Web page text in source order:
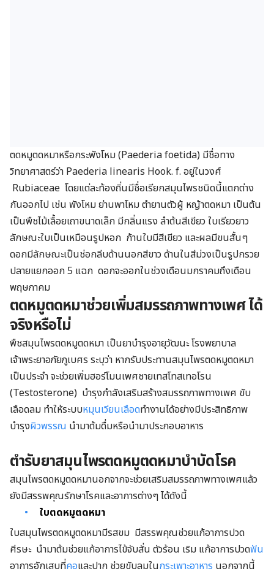
ตดหมูตดหมาหรือกระพังโหม (Paederia foetida) มีชื่อทาง
วิทยาศาสตร์ว่า Paederia linearis Hook. f. อยู่ในวงศ์
Rubiaceae โดยแต่ละท้องถิ่นมีชื่อเรียกสมุนไพรชนิดนี้แตกต่าง
กันออกไป เช่น พังโหม ย่านพาโหม ตำยานตัวผู้ หญ้าตดหมา เป็นต้น
เป็นพืชไม้เลื้อยเถาขนาดเล็ก มีกลิ่นแรง ลำต้นสีเขียว ใบเรียวยาว
ลักษณะใบเป็นเหมือนรูปหอก ก้านใบมีสีเขียว และผลมีขนสั้นๆ
ดอกมีลักษณะเป็นช่อกลีบด้านนอกสีขาว ด้านในสีม่วงเป็นรูปกรวย
ปลายแยกออก 5 แฉก ดอกจะออกในช่วงเดือนมกราคมถึงเดือน
พฤษภาคม
ตดหมูตดหมาช่วยเพิ่มสมรรถภาพทางเพศ ได้
จริงหรือไม่
พืชสมุนไพรตดหมูตดหมา เป็นยาบำรุงอายุวัฒนะ โรงพยาบาล
เจ้าพระยาอภัยภูเบศร ระบุว่า หากรับประทานสมุนไพรตดหมูตดหมา
เป็นประจำ จะช่วยเพิ่มฮอร์โมนเพศชายเทสโทสเทอโรน
(Testosterone) บำรุงกำลังเสริมสร้างสมรรถภาพทางเพศ ขับ
เลือดลม ทำให้ระบบหมุนเวียนเลือดทำงานได้อย่างมีประสิทธิภาพ
บำรุงผิวพรรณ นำมาต้มดื่มหรือนำมาประกอบอาหาร
ตำรับยาสมุนไพรตดหมูตดหมาบำบัดโรค
สมุนไพรตดหมูตดหมานอกจากจะช่วยเสริมสมรรถภาพทางเพศแล้ว
ยังมีสรรพคุณรักษาโรคและอาการต่างๆ ได้ดังนี้
ใบตดหมูตดหมา
ใบสมุนไพรตดหมูตดหมามีรสขม มีสรรพคุณช่วยแก้อาการปวด
ศีรษะ นำมาต้มช่วยแก้อาการไข้จับสั่น ตัวร้อน เริม แก้อาการปวดฟัน
อาการอักเสบที่คอและปาก ช่วยขับลมในกระเพาะอาหาร นอกจากนี้